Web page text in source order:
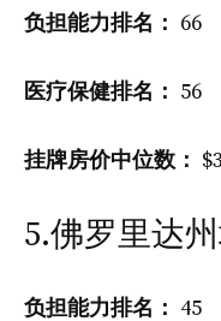
负担能力排名： 66
医疗保健排名： 56
挂牌房价中位数：
5.佛罗里达
负担能力排名： 45